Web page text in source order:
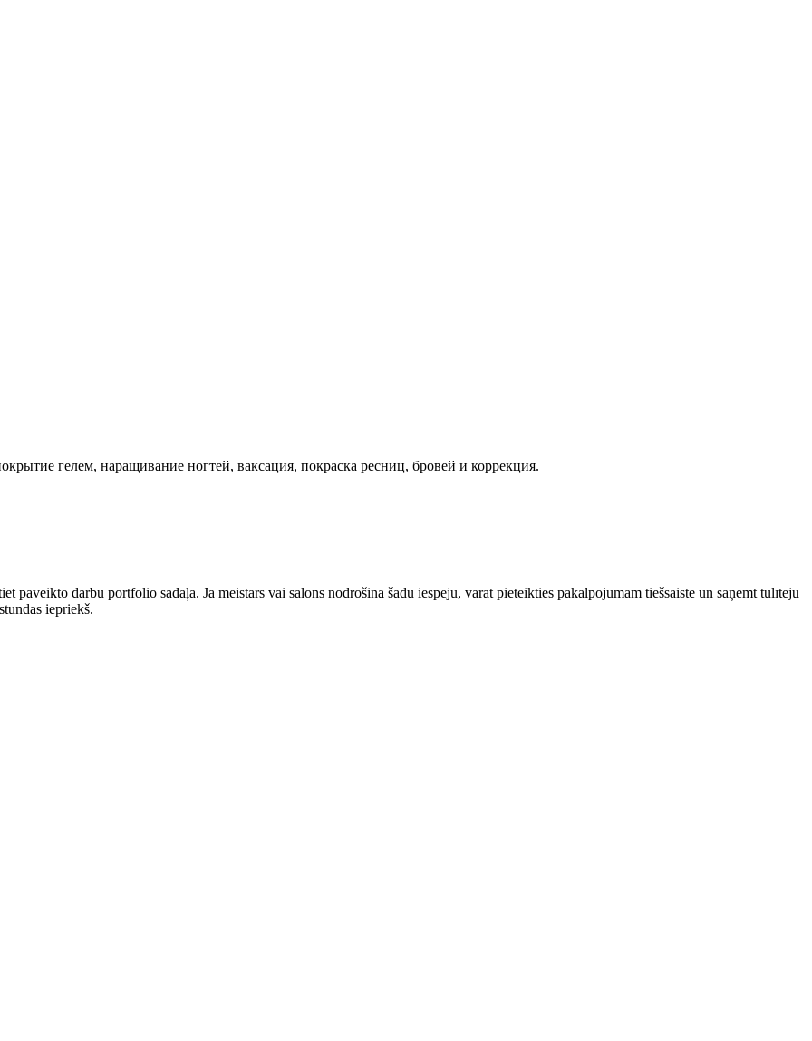
гелем, наращивание ногтей, ваксация, покраска ресниц, бровей и коррекция.
paveikto darbu portfolio sadaļā. Ja meistars vai salons nodrošina šādu iespēju, varat pieteikties pakalpojumam tiešsaistē un saņemt tūlītēju
iepriekš.